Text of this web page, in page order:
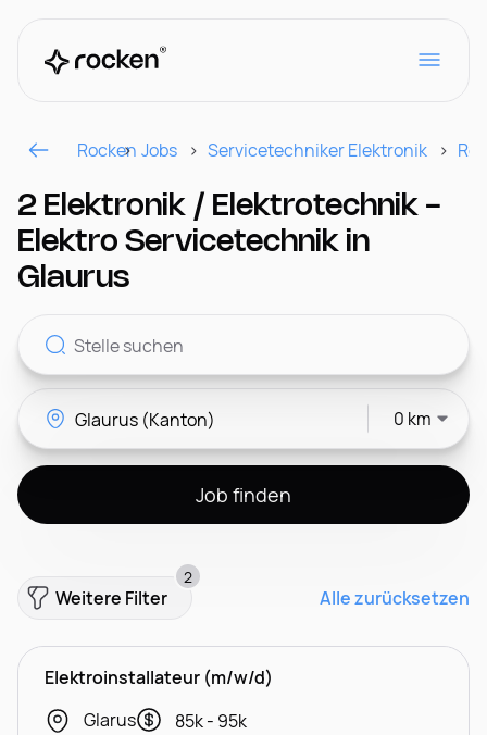
Für Arbeitgeber
Kontakt
Rocken Jobs Servicetechniker Elektronik
2 Elektronik / Elektrotechnik -
Elektro Servicetechnik in
Glaurus
0 km
Job finden
Weitere Filter
2
Alle zurücksetzen
Elektroinstallateur (m/w/d)
Glarus
85k - 95k